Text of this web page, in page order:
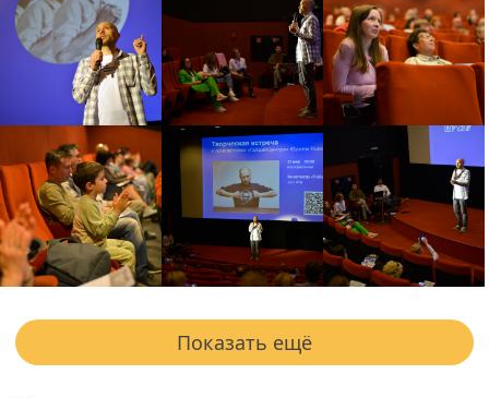
Показать ещё